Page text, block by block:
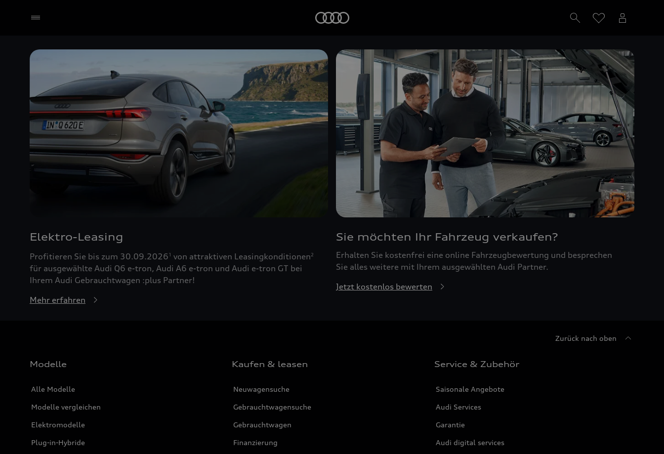
Elektro-Leasing
Profitieren Sie bis zum 30.09.20261 von attraktiven Leasingkonditionen2
für ausgewählte Audi Q6 e-tron, Audi A6 e-tron und Audi e-tron GT bei
Ihrem Audi Gebrauchtwagen :plus Partner!
Mehr erfahren
Sie möchten Ihr Fahrzeug verkaufen?
Erhalten Sie kostenfrei eine online Fahrzeugbewertung und besprechen
Sie alles weitere mit Ihrem ausgewählten Audi Partner.
Jetzt kostenlos bewerten
Zurück nach oben
Modelle
Alle Modelle
Modelle vergleichen
Elektromodelle
Plug-in-Hybride
Kaufen & leasen
Neuwagensuche
Gebrauchtwagensuche
Gebrauchtwagen
Finanzierung
Service & Zubehör
Saisonale Angebote
Audi Services
Garantie
Audi digital services